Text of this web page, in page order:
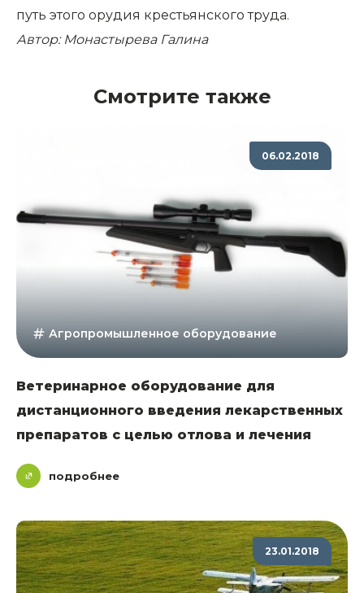
путь этого орудия крестьянского труда.
Автор: Монастырева Галина
Смотрите также
06.02.2018
Агропромышленное оборудование
Ветеринарное оборудование для
дистанционного введения лекарственных
препаратов с целью отлова и лечения
подробнее
23.01.2018